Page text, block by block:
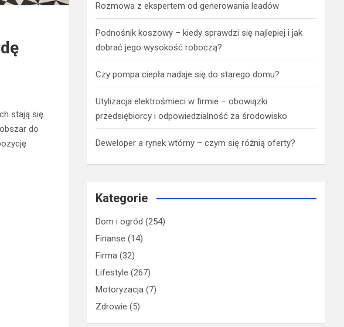
stają się
do
Rozmowa z ekspertem od generowania leadów
Podnośnik koszowy – kiedy sprawdzi się najlepiej i jak
dobrać jego wysokość roboczą?
Czy pompa ciepła nadaje się do starego domu?
Utylizacja elektrośmieci w firmie – obowiązki
przedsiębiorcy i odpowiedzialność za środowisko
Deweloper a rynek wtórny – czym się różnią oferty?
Kategorie
Dom i ogród (254)
Finanse (14)
Firma (32)
Lifestyle (267)
Motoryzacja (7)
Zdrowie (5)